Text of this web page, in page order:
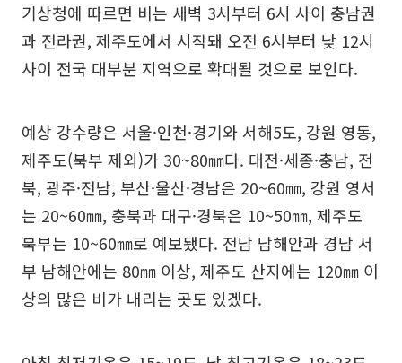
기상청에 따르면 비는 새벽 3시부터 6시 사이 충남권
과 전라권, 제주도에서 시작돼 오전 6시부터 낮 12시
사이 전국 대부분 지역으로 확대될 것으로 보인다.
예상 강수량은 서울·인천·경기와 서해5도, 강원 영동,
제주도(북부 제외)가 30~80㎜다. 대전·세종·충남, 전
북, 광주·전남, 부산·울산·경남은 20~60㎜, 강원 영서
는 20~60㎜, 충북과 대구·경북은 10~50㎜, 제주도
북부는 10~60㎜로 예보됐다. 전남 남해안과 경남 서
부 남해안에는 80㎜ 이상, 제주도 산지에는 120㎜ 이
상의 많은 비가 내리는 곳도 있겠다.